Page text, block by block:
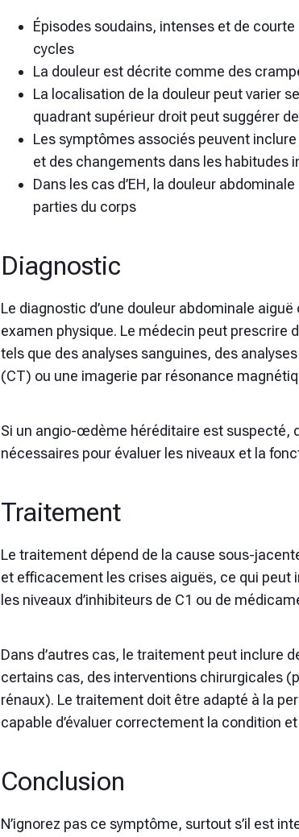
Épisodes soudains, intenses et de
cycles
La douleur est décrite comme des
La localisation de la douleur peut varier
quadrant supérieur droit peut suggérer
Les symptômes associés peuvent
et des changements dans les habitudes
Dans les cas d’EH, la douleur
parties du corps
Diagnostic
Le diagnostic d’une douleur abdominale
examen physique. Le médecin peut prescrire
tels que des analyses sanguines, des
(CT) ou une imagerie par résonance
Si un angio-œdème héréditaire est suspecté,
nécessaires pour évaluer les niveaux et la
Traitement
Le traitement dépend de la cause sous-
et efficacement les crises aiguës, ce qui
les niveaux d’inhibiteurs de C1 ou de
Dans d’autres cas, le traitement peut inclure
certains cas, des interventions chirurgicales
rénaux). Le traitement doit être adapté à la
capable d’évaluer correctement la condition
Conclusion
N’ignorez pas ce symptôme, surtout s’il est